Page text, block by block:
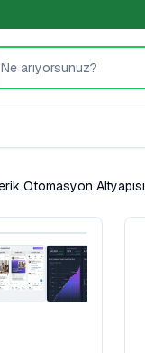
Otomasyon Altyapısı